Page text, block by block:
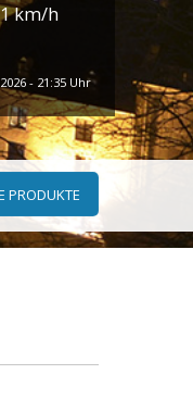
km/h
- 21:35 Uhr
PRODUKTE